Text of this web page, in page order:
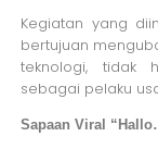
Kegiatan yang
bertujuan
teknologi, tidak
sebagai pelaku
Sapaan Viral